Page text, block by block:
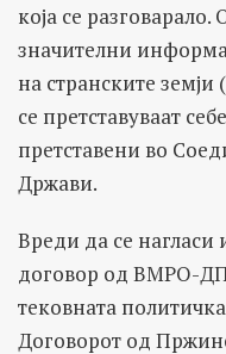
која се разговарало.
значителни
на странските
се претставуваат
претставени во
Држави.
Вреди да се
договор од ВМРО-
тековната
Договорот од